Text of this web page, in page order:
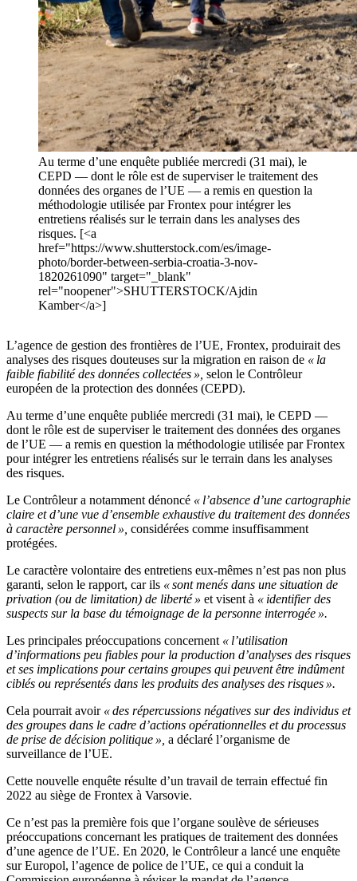
Au terme d’une enquête publiée mercredi (31 mai), le
CEPD — dont le rôle est de superviser le traitement des
données des organes de l’UE — a remis en question la
méthodologie utilisée par Frontex pour intégrer les
entretiens réalisés sur le terrain dans les analyses des
risques. [<a
href="https://www.shutterstock.com/es/image-
photo/border-between-serbia-croatia-3-nov-
1820261090" target="_blank"
rel="noopener">SHUTTERSTOCK/Ajdin
Kamber</a>]
L’agence de gestion des frontières de l’UE, Frontex, produirait des
analyses des risques douteuses sur la migration en raison de « la
faible fiabilité des données collectées », selon le Contrôleur
européen de la protection des données (CEPD).
Au terme d’une enquête publiée mercredi (31 mai), le CEPD —
dont le rôle est de superviser le traitement des données des organes
de l’UE — a remis en question la méthodologie utilisée par Frontex
pour intégrer les entretiens réalisés sur le terrain dans les analyses
des risques.
Le Contrôleur a notamment dénoncé « l’absence d’une cartographie
claire et d’une vue d’ensemble exhaustive du traitement des données
à caractère personnel », considérées comme insuffisamment
protégées.
Le caractère volontaire des entretiens eux-mêmes n’est pas non plus
garanti, selon le rapport, car ils « sont menés dans une situation de
privation (ou de limitation) de liberté » et visent à « identifier des
suspects sur la base du témoignage de la personne interrogée ».
Les principales préoccupations concernent « l’utilisation
d’informations peu fiables pour la production d’analyses des risques
et ses implications pour certains groupes qui peuvent être indûment
ciblés ou représentés dans les produits des analyses des risques ».
Cela pourrait avoir « des répercussions négatives sur des individus et
des groupes dans le cadre d’actions opérationnelles et du processus
de prise de décision politique », a déclaré l’organisme de
surveillance de l’UE.
Cette nouvelle enquête résulte d’un travail de terrain effectué fin
2022 au siège de Frontex à Varsovie.
Ce n’est pas la première fois que l’organe soulève de sérieuses
préoccupations concernant les pratiques de traitement des données
d’une agence de l’UE. En 2020, le Contrôleur a lancé une enquête
sur Europol, l’agence de police de l’UE, ce qui a conduit la